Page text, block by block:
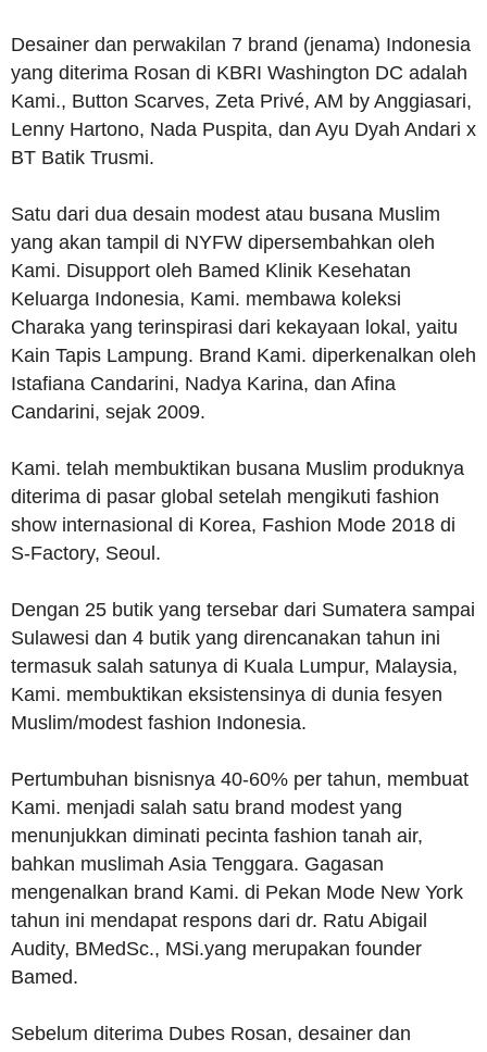
Desainer dan perwakilan 7 brand (jenama) Indonesia
yang diterima Rosan di KBRI Washington DC adalah
Kami., Button Scarves, Zeta Privé, AM by Anggiasari,
Lenny Hartono, Nada Puspita, dan Ayu Dyah Andari x
BT Batik Trusmi.
Satu dari dua desain modest atau busana Muslim
yang akan tampil di NYFW dipersembahkan oleh
Kami. Disupport oleh Bamed Klinik Kesehatan
Keluarga Indonesia, Kami. membawa koleksi
Charaka yang terinspirasi dari kekayaan lokal, yaitu
Kain Tapis Lampung. Brand Kami. diperkenalkan oleh
Istafiana Candarini, Nadya Karina, dan Afina
Candarini, sejak 2009.
Kami. telah membuktikan busana Muslim produknya
diterima di pasar global setelah mengikuti fashion
show internasional di Korea, Fashion Mode 2018 di
S-Factory, Seoul.
Dengan 25 butik yang tersebar dari Sumatera sampai
Sulawesi dan 4 butik yang direncanakan tahun ini
termasuk salah satunya di Kuala Lumpur, Malaysia,
Kami. membuktikan eksistensinya di dunia fesyen
Muslim/modest fashion Indonesia.
Pertumbuhan bisnisnya 40-60% per tahun, membuat
Kami. menjadi salah satu brand modest yang
menunjukkan diminati pecinta fashion tanah air,
bahkan muslimah Asia Tenggara. Gagasan
mengenalkan brand Kami. di Pekan Mode New York
tahun ini mendapat respons dari dr. Ratu Abigail
Audity, BMedSc., MSi.yang merupakan founder
Bamed.
Sebelum diterima Dubes Rosan, desainer dan